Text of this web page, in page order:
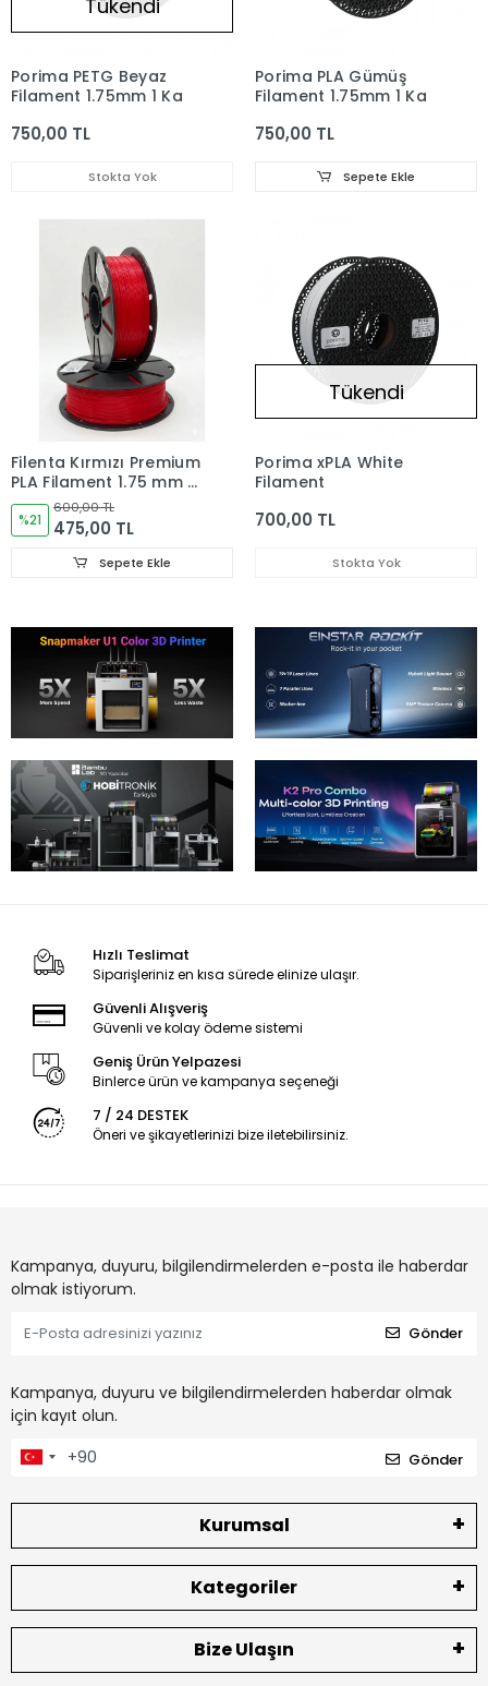
Tükendi
Porima PETG Beyaz
Filament 1.75mm 1 Kg
750,00 TL
Stokta Yok
Porima PLA Gümüş
Filament 1.75mm 1 Kg
750,00 TL
Sepete Ekle
Filenta Kırmızı Premium
PLA Filament 1.75 mm –
1 kg
%21
600,00 TL
475,00 TL
Sepete Ekle
Tükendi
Porima xPLA White
Filament
700,00 TL
Stokta Yok
Hızlı Teslimat
Siparişleriniz en kısa sürede elinize ulaşır.
Güvenli Alışveriş
Güvenli ve kolay ödeme sistemi
Geniş Ürün Yelpazesi
Binlerce ürün ve kampanya seçeneği
7 / 24 DESTEK
Öneri ve şikayetlerinizi bize iletebilirsiniz.
Kampanya, duyuru, bilgilendirmelerden e-posta ile haberdar
olmak istiyorum.
Gönder
Kampanya, duyuru ve bilgilendirmelerden haberdar olmak
için kayıt olun.
Gönder
Kurumsal
Kategoriler
Bize Ulaşın